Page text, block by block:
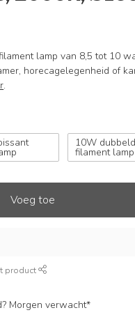
lamp van 8,5 tot 10
horecagelegenheid of
.
10W
filament lamp
Voeg toe
product
Morgen verwacht*